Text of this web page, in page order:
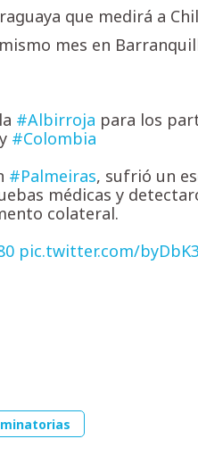
que medirá a
mes en
#Albirroja para los
y #Colombia
#Palmeiras, sufrió un
médicas y
colateral.
pic.twitter.com/